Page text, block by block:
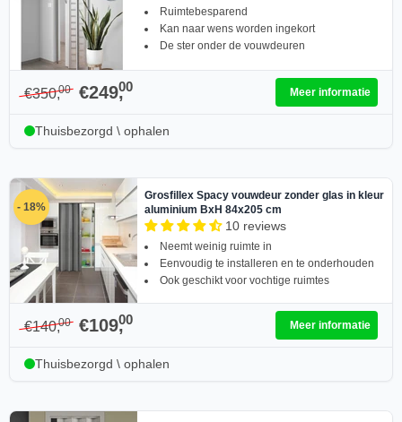
Ruimtebesparend
Kan naar wens worden ingekort
De ster onder de vouwdeuren
€350,00 €249,
00 Meer informatie
Thuisbezorgd \ ophalen
- 18%
Grosfillex Spacy vouwdeur zonder glas in kleur
aluminium BxH 84x205 cm
10 reviews
Neemt weinig ruimte in
Eenvoudig te installeren en te onderhouden
Ook geschikt voor vochtige ruimtes
€140,00 €109,
00 Meer informatie
Thuisbezorgd \ ophalen